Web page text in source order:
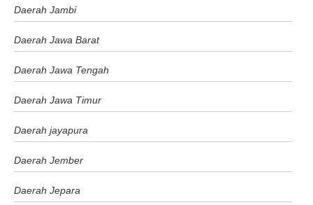
Daerah Jambi
Daerah Jawa Barat
Daerah Jawa Tengah
Daerah Jawa Timur
Daerah jayapura
Daerah Jember
Daerah Jepara